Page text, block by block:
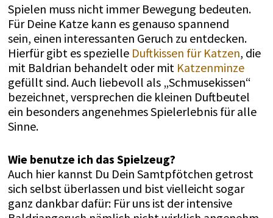
Spielen muss nicht immer Bewegung bedeuten.
Für Deine Katze kann es genauso spannend
sein, einen interessanten Geruch zu entdecken.
Hierfür gibt es spezielle Duftkissen für Katzen, die
mit Baldrian behandelt oder mit Katzenminze
gefüllt sind. Auch liebevoll als „Schmusekissen“
bezeichnet, versprechen die kleinen Duftbeutel
ein besonders angenehmes Spielerlebnis für alle
Sinne.
Wie benutze ich das Spielzeug?
Auch hier kannst Du Dein Samtpfötchen getrost
sich selbst überlassen und bist vielleicht sogar
ganz dankbar dafür: Für uns ist der intensive